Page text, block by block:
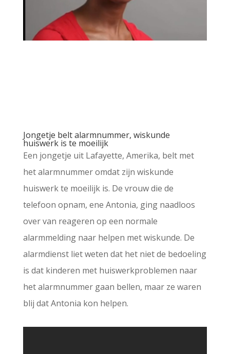
Jongetje belt alarmnummer, wiskunde
huiswerk is te moeilijk
Een jongetje uit Lafayette, Amerika, belt met
het alarmnummer omdat zijn wiskunde
huiswerk te moeilijk is. De vrouw die de
telefoon opnam, ene Antonia, ging naadloos
over van reageren op een normale
alarmmelding naar helpen met wiskunde. De
alarmdienst liet weten dat het niet de bedoeling
is dat kinderen met huiswerkproblemen naar
het alarmnummer gaan bellen, maar ze waren
blij dat Antonia kon helpen.